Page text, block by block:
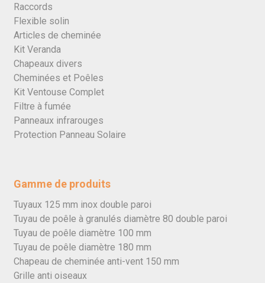
Raccords
Flexible solin
Articles de cheminée
Kit Veranda
Chapeaux divers
Cheminées et Poêles
Kit Ventouse Complet
Filtre à fumée
Panneaux infrarouges
Protection Panneau Solaire
Gamme de produits
Tuyaux 125 mm inox double paroi
Tuyau de poêle à granulés diamètre 80 double paroi
Tuyau de poêle diamètre 100 mm
Tuyau de poêle diamètre 180 mm
Chapeau de cheminée anti-vent 150 mm
Grille anti oiseaux